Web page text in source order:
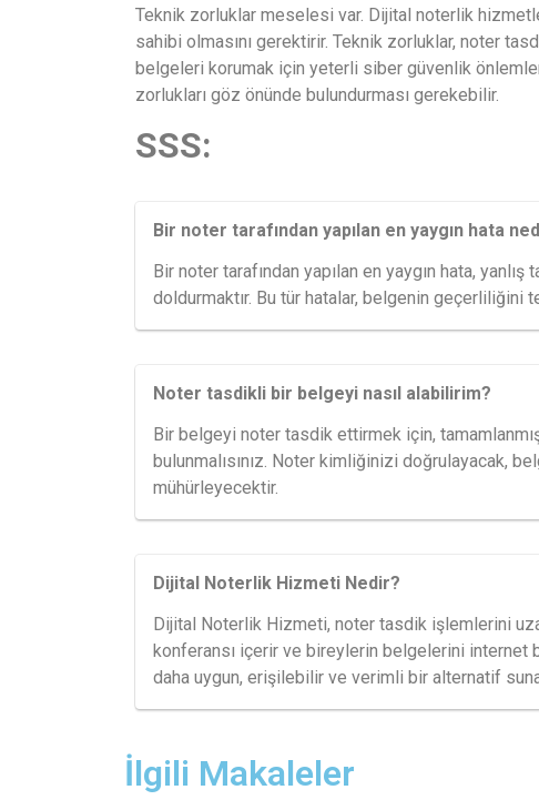
Teknik zorluklar meselesi var. Dijital noterlik
sahibi olmasını gerektirir. Teknik zorluklar, noter
belgeleri korumak için yeterli siber güvenlik
zorlukları göz önünde bulundurması gerekebilir.
SSS:
Bir noter tarafından yapılan en yaygın hata
Bir noter tarafından yapılan en yaygın hata,
doldurmaktır. Bu tür hatalar, belgenin
Noter tasdikli bir belgeyi nasıl alabilirim?
Bir belgeyi noter tasdik ettirmek için,
bulunmalısınız. Noter kimliğinizi doğrulayacak,
mühürleyecektir.
Dijital Noterlik Hizmeti Nedir?
Dijital Noterlik Hizmeti, noter tasdik işlemlerini
konferansı içerir ve bireylerin belgelerini internet
daha uygun, erişilebilir ve verimli bir alternatif
İlgili Makaleler